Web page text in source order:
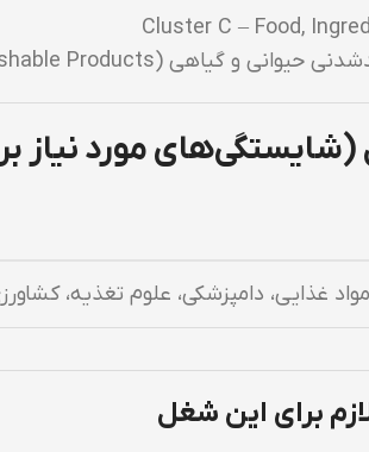
غذایی، دامپزشکی، علوم تغذیه،
برای این شغل